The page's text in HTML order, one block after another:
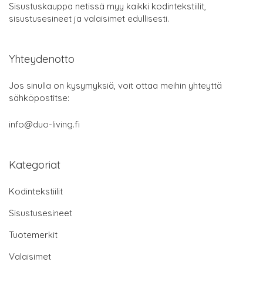
Sisustuskauppa netissä myy kaikki kodintekstiilit,
sisustusesineet ja valaisimet edullisesti.
Yhteydenotto
Jos sinulla on kysymyksiä, voit ottaa meihin yhteyttä
sähköpostitse:
info@duo-living.fi
Kategoriat
Kodintekstiilit
Sisustusesineet
Tuotemerkit
Valaisimet